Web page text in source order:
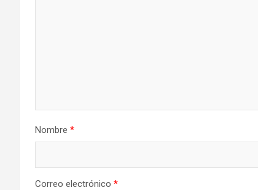
Nombre *
Correo electrónico *